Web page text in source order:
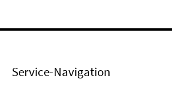
Service-Navigation